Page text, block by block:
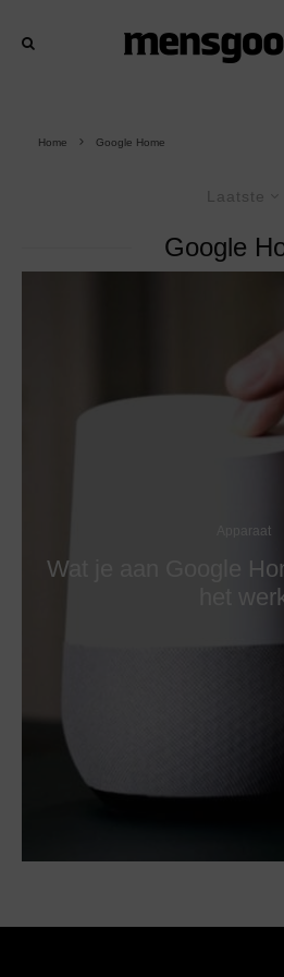
Home Google Home
Laatste
Google
Apparaat
Wat je aan Google
het